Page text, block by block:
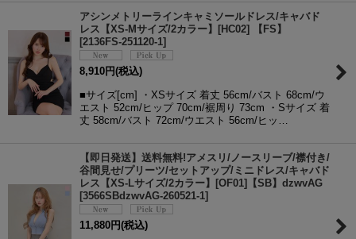
アシンメトリーラインキャミソールドレス/キャバド
レス【XS-Mサイズ/2カラー】[HC02] 【FS】
[2136FS-251120-1]
8,910 円(税込)
■サイズ[cm] ・XSサイズ 着丈 56cm/バスト 68cm/ウ
エスト 52cm/ヒップ 70cm/裾周り 73cm ・Sサイズ 着
丈 58cm/バスト 72cm/ウエスト 56cm/ヒッ…
【即日発送】送料無料!アメスリ/ノースリーブ/襟付き/
谷間見せ/プリーツ/セットアップ/ミニドレス/キャバド
レス【XS-Lサイズ/2カラー】[OF01]【SB】dzwvAG
[3566SBdzwvAG-260521-1]
11,880 円(税込)